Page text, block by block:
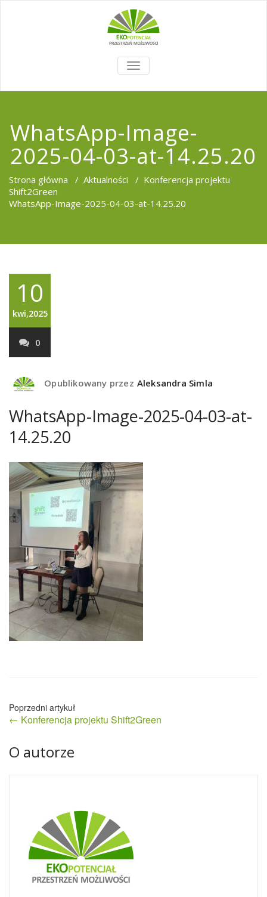
TOGGLE
NAVIGATION
WhatsApp-Image-
2025-04-03-at-14.25.20
Strona główna / Aktualności / Konferencja projektu
Shift2Green
WhatsApp-Image-2025-04-03-at-14.25.20
10
kwi,2025
0
Opublikowany przez Aleksandra Simla
WhatsApp-Image-2025-04-03-at-
14.25.20
Nawigacja
wpisu
← Konferencja projektu Shift2Green
O autorze